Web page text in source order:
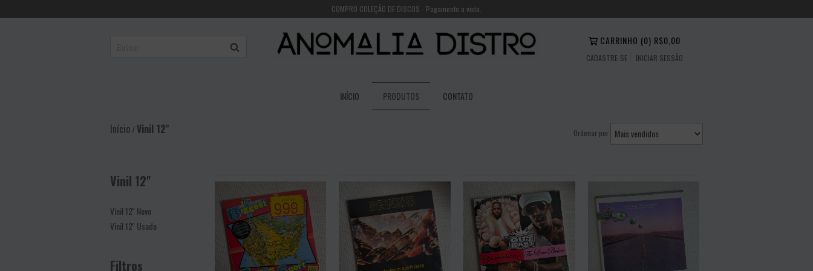
COMPRO COLEÇÃO DE DISCOS - Pagamento a vista.
CARRINHO (0) R$0,00
CADASTRE-SE INICIAR SESSÃO
INÍCIO PRODUTOS CONTATO
Início/Vinil 12'' Ordenar por
Vinil 12''
Vinil 12'' Novo
Vinil 12'' Usado
Filtros